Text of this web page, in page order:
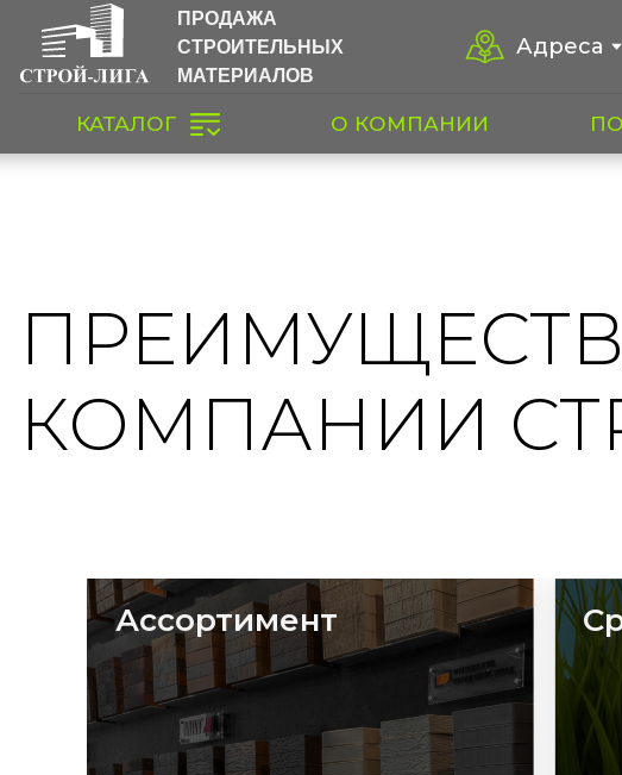
ПРОДАЖА
СТРОИТЕЛЬНЫХ
МАТЕРИАЛОВ
Адреса
КАТАЛОГ О КОМПАНИИ
КОМПАНИИ
Ассортимент